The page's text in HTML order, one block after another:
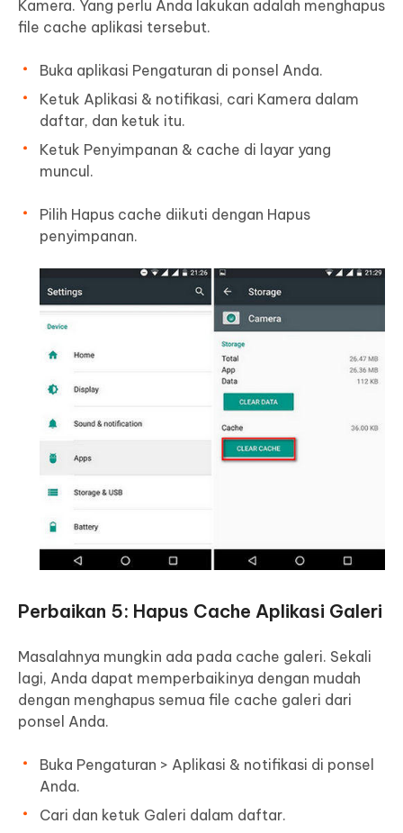
Kamera. Yang perlu Anda lakukan adalah menghapus
file cache aplikasi tersebut.
Buka aplikasi Pengaturan di ponsel Anda.
Ketuk Aplikasi & notifikasi, cari Kamera dalam
daftar, dan ketuk itu.
Ketuk Penyimpanan & cache di layar yang
muncul.
Pilih Hapus cache diikuti dengan Hapus
penyimpanan.
Perbaikan 5: Hapus Cache Aplikasi Galeri
Masalahnya mungkin ada pada cache galeri. Sekali
lagi, Anda dapat memperbaikinya dengan mudah
dengan menghapus semua file cache galeri dari
ponsel Anda.
Buka Pengaturan > Aplikasi & notifikasi di ponsel
Anda.
Cari dan ketuk Galeri dalam daftar.